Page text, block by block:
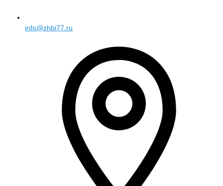
info@zhbi77.ru